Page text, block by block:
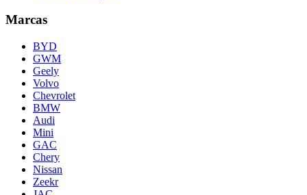
Marcas
BYD
GWM
Geely
Volvo
Chevrolet
BMW
Audi
Mini
GAC
Chery
Nissan
Zeekr